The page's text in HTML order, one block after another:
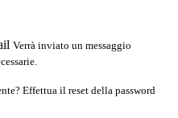
Verrà inviato un messaggio
Effettua il reset della password